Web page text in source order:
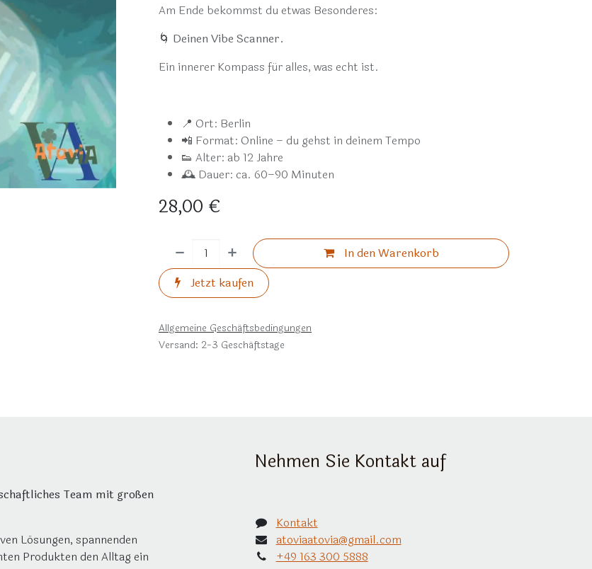
Am Ende bekommst du etwas Besonderes:
🌀 Deinen Vibe Scanner.
Ein innerer Kompass für alles, was echt ist.
📍 Ort: Berlin
📲 Format: Online – du gehst in deinem Tempo
👟 Alter: ab 12 Jahre
🕰️ Dauer: ca. 60–90 Minuten
28,00 €
In den Warenkorb
Jetzt kaufen
Allgemeine Geschäftsbedingungen
Versand: 2-3 Geschäftstage
Team mit großen
Lösungen, spannenden
Produkten den Alltag ein
Nehmen Sie Kontakt auf
Kontakt
atoviaatovia@gmail.com
+49 163 300 5888